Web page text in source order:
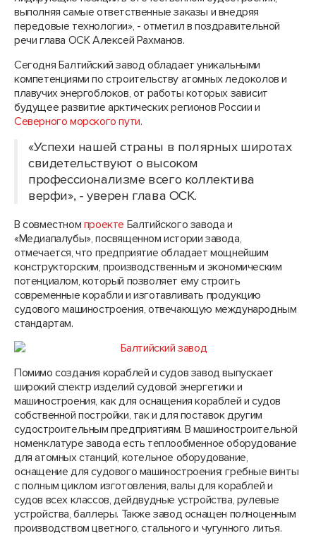
выполняя самые ответственные заказы и внедряя
передовые технологии», - отметил в поздравительной
речи глава ОСК Алексей Рахманов.
Сегодня Балтийский завод обладает уникальными
компетенциями по строительству атомных ледоколов и
плавучих энергоблоков, от работы которых зависит
будущее развитие арктических регионов России и
Северного морского пути.
«Успехи нашей страны в полярных широтах
свидетельствуют о высоком
профессионализме всего коллектива
верфи», - уверен глава ОСК.
В совместном проекте Балтийского завода и
«Медиапалубы», посвященном истории завода,
отмечается, что предприятие обладает мощнейшим
конструкторским, производственным и экономическим
потенциалом, который позволяет ему строить
современные корабли и изготавливать продукцию
судового машиностроения, отвечающую международным
стандартам.
Помимо создания кораблей и судов завод выпускает
широкий спектр изделий судовой энергетики и
машиностроения, как для оснащения кораблей и судов
собственной постройки, так и для поставок другим
судостроительным предприятиям. В машиностроительной
номенклатуре завода есть теплообменное оборудование
для атомных станций, котельное оборудование,
оснащение для судового машиностроения: гребные винты
с полным циклом изготовления, валы для кораблей и
судов всех классов, дейдвудные устройства, рулевые
устройства, баллеры. Также завод оснащен полноценным
производством цветного, стального и чугунного литья.